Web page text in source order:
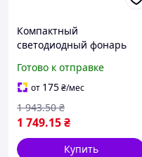
Компактный
светодиодный фонарь
фонарик для охоты,
Светодиодный
компактный фонарь
Готово к отправке
от 175₴/мес
1 749.15₴
1 943.50 ₴
Купить